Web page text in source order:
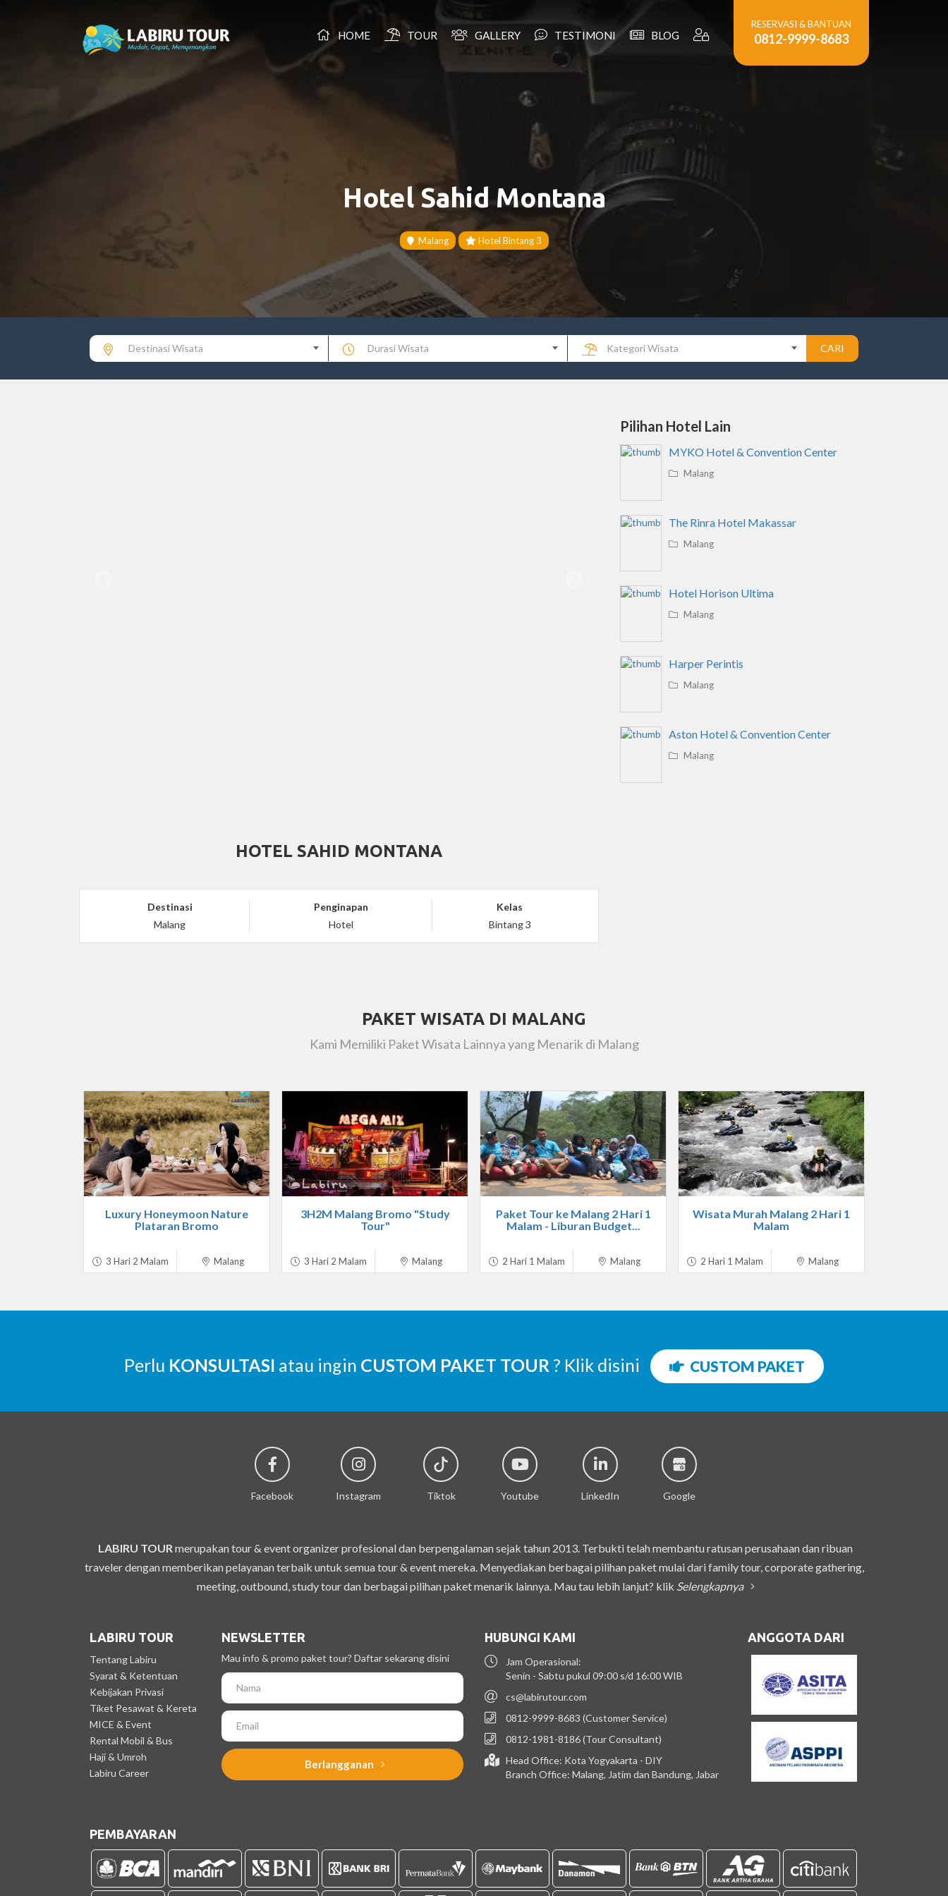
HOME TOUR GALLERY TESTIMONI BLOG
RESERVASI & BANTUAN
0812-9999-8683
Hotel Sahid Montana
Malang Hotel Bintang 3
Destinasi Wisata Durasi Wisata Kategori Wisata CARI
HOTEL SAHID MONTANA
Destinasi
Malang
Penginapan
Hotel
Kelas
Bintang 3
Pilihan Hotel Lain
MYKO Hotel & Convention Center
Malang
The Rinra Hotel Makassar
Malang
Hotel Horison Ultima
Malang
Harper Perintis
Malang
Aston Hotel & Convention Center
Malang
PAKET WISATA DI MALANG
Kami Memiliki Paket Wisata Lainnya yang Menarik di Malang
Luxury Honeymoon Nature
Plataran Bromo
3 Hari 2 Malam Malang
3H2M Malang Bromo "Study
Tour"
3 Hari 2 Malam Malang
Paket Tour ke Malang 2 Hari 1
Malam - Liburan Budget...
2 Hari 1 Malam Malang
Wisata Murah Malang 2 Hari 1
Malam
2 Hari 1 Malam Malang
Perlu KONSULTASI atau ingin CUSTOM PAKET TOUR ? Klik disini CUSTOM PAKET
Facebook Instagram Tiktok Youtube LinkedIn Google
LABIRU TOUR merupakan tour & event organizer profesional dan berpengalaman sejak tahun 2013. Terbukti telah membantu ratusan perusahaan dan ribuan
traveler dengan memberikan pelayanan terbaik untuk semua tour & event mereka. Menyediakan berbagai pilihan paket mulai dari family tour, corporate gathering,
meeting, outbound, study tour dan berbagai pilihan paket menarik lainnya. Mau tau lebih lanjut? klik Selengkapnya
LABIRU TOUR
Tentang Labiru
Syarat & Ketentuan
Kebijakan Privasi
Tiket Pesawat & Kereta
MICE & Event
Rental Mobil & Bus
Haji & Umroh
Labiru Career
NEWSLETTER
Mau info & promo paket tour? Daftar sekarang disini
Berlangganan
HUBUNGI KAMI
Jam Operasional:
Senin - Sabtu pukul 09:00 s/d 16:00 WIB
cs@labirutour.com
0812-9999-8683 (Customer Service)
0812-1981-8186 (Tour Consultant)
Head Office: Kota Yogyakarta - DIY
Branch Office: Malang, Jatim dan Bandung, Jabar
ANGGOTA DARI
PEMBAYARAN